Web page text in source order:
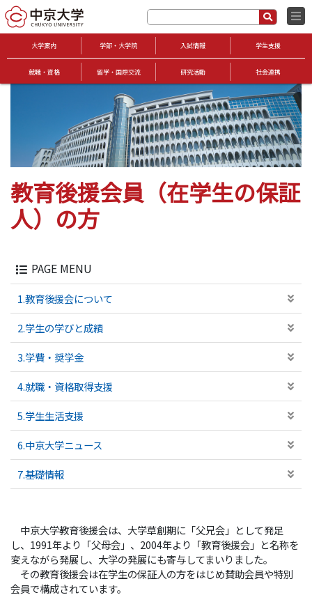
大学案内 学部・大学院 入試情報 学生支援
就職・資格 留学・国際交流 研究活動 社会連携
教育後援会員（在学生の保証
人）の方
PAGE MENU
1.教育後援会について
2.学生の学びと成績
3.学費・奨学金
4.就職・資格取得支援
5.学生生活支援
6.中京大学ニュース
7.基礎情報
中京大学教育後援会は、大学草創期に「父兄会」として発足
し、1991年より「父母会」、2004年より「教育後援会」と名称を
変えながら発展し、大学の発展にも寄与してまいりました。
その教育後援会は在学生の保証人の方をはじめ賛助会員や特別
会員で構成されています。